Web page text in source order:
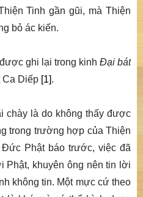
Tinh gần gũi, mà Thiện
bỏ ác kiến.
ghi lại trong kinh Đại bát
Ca Diếp [1].
chày là do không thấy được
trong trường hợp của Thiện
Phật báo trước, việc đã
Phật, khuyên ông nên tin lời
không tin. Một mực cứ theo